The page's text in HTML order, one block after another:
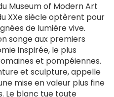
Museum of Modern Art
XXe siècle optèrent pour
de lumière vive.
songe aux premiers
inspirée, le plus
et pompéiennes.
et sculpture, appelle
mise en valeur plus fine
Le blanc tue toute